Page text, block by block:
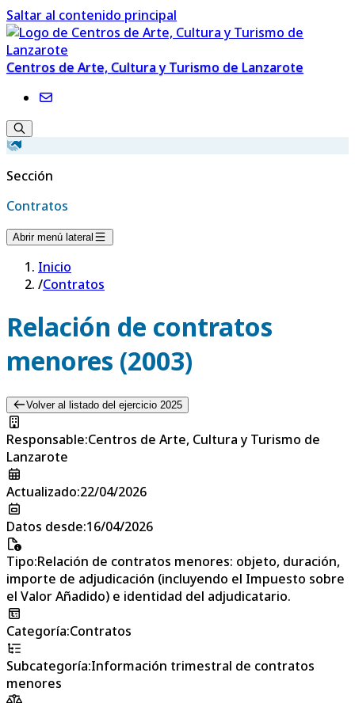
Saltar al contenido principal
Centros de Arte, Cultura y Turismo de Lanzarote
Sección
Contratos
Abrir menú lateral
Inicio
/Contratos
Relación de contratos
menores (2003)
Volver al listado del ejercicio 2025
Responsable:Centros de Arte, Cultura y Turismo de
Lanzarote
Actualizado:22/04/2026
Datos desde:16/04/2026
Tipo:Relación de contratos menores: objeto, duración,
importe de adjudicación (incluyendo el Impuesto sobre
el Valor Añadido) e identidad del adjudicatario.
Categoría:Contratos
Subcategoría:Información trimestral de contratos
menores